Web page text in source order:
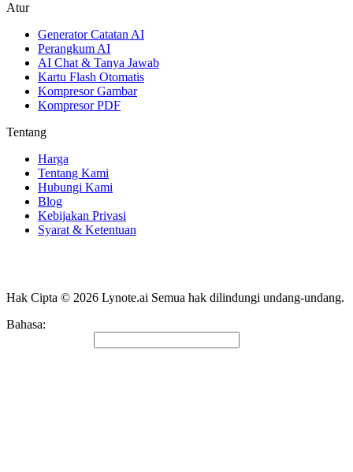
Atur
Generator Catatan AI
Perangkum AI
AI Chat & Tanya Jawab
Kartu Flash Otomatis
Kompresor Gambar
Kompresor PDF
Tentang
Harga
Tentang Kami
Hubungi Kami
Blog
Kebijakan Privasi
Syarat & Ketentuan
Hak Cipta © 2026 Lynote.ai Semua hak dilindungi undang-undang.
Bahasa: